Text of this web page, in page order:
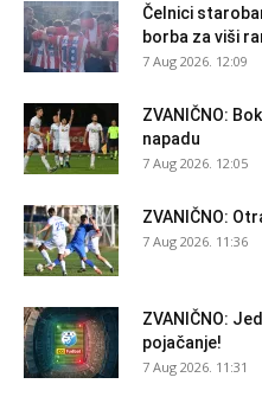
Čelnici
borba za viši
7 Aug 2026. 12:09
ZVANIČNO:
napadu
7 Aug 2026. 12:05
ZVANIČNO:
7 Aug 2026. 11:36
ZVANIČNO:
pojačanje!
7 Aug 2026. 11:31